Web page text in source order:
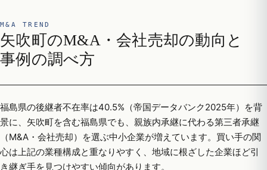
M&A TREND
矢吹町のM&A・会社売却の動向と
事例の調べ方
福島県の後継者不在率は40.5%（帝国データバンク2025年）を背
景に、矢吹町を含む福島県でも、親族内承継に代わる第三者承継
（M&A・会社売却）を選ぶ中小企業が増えています。買い手の関
心は上記の業種構成と重なりやすく、地域に根ざした企業ほど引
き継ぎ手を見つけやすい傾向があります。